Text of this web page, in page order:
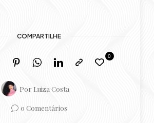
COMPARTILHE
Por Luiza Costa
0
0 Comentários